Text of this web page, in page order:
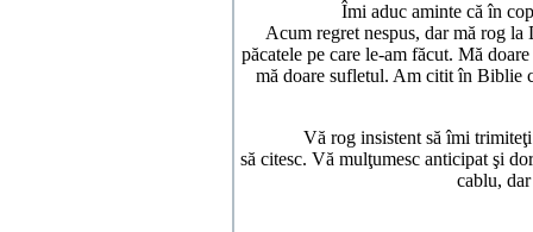
Îmi aduc aminte că în
Acum regret nespus, dar mă rog la
păcatele pe care le-am făcut. Mă
mă doare sufletul. Am citit în Biblie
Vă rog insistent să îmi trimiteţi şi
să citesc. Vă mulţumesc anticipat şi
cablu,